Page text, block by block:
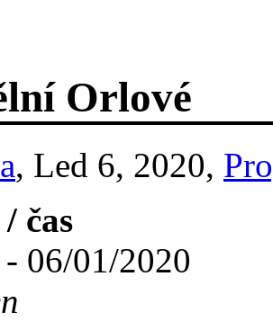
Orlové
, Led 6, 2020,
čas
06/01/2020